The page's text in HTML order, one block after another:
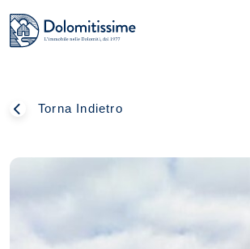
to
content
Dolomitissime
Torna Indietro